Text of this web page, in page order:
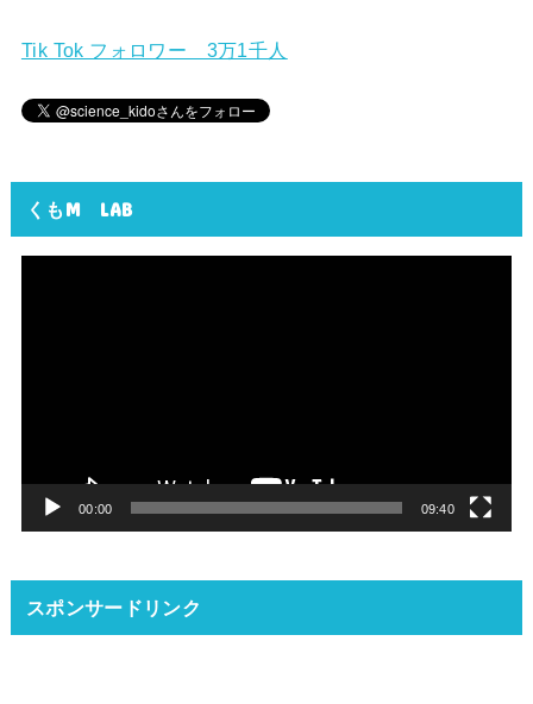
Tik Tok フォロワー 3万1千人
くもM LAB
00:00 09:40
スポンサードリンク